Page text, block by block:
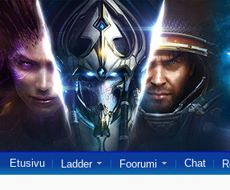
Etusivu Ladder Foorumi Chat